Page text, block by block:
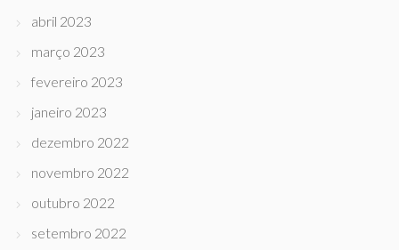
abril 2023
março 2023
fevereiro 2023
janeiro 2023
dezembro 2022
novembro 2022
outubro 2022
setembro 2022